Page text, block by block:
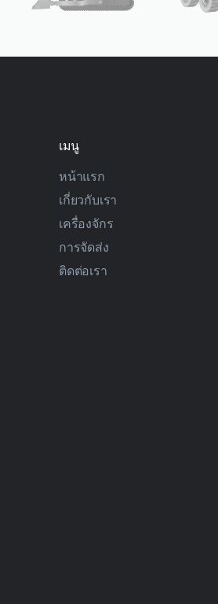
เมนู
หน้าแรก
เกี่ยวกับเรา
เครื่องจักร
การจัดส่ง
ติดต่อเรา